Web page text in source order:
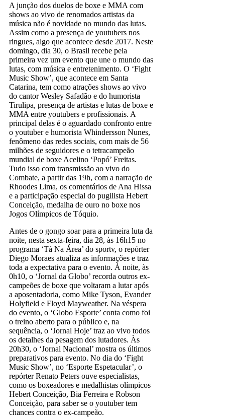
A junção dos duelos de boxe e MMA com
shows ao vivo de renomados artistas da
música não é novidade no mundo das lutas.
Assim como a presença de youtubers nos
ringues, algo que acontece desde 2017. Neste
domingo, dia 30, o Brasil recebe pela
primeira vez um evento que une o mundo das
lutas, com música e entretenimento. O ‘Fight
Music Show’, que acontece em Santa
Catarina, tem como atrações shows ao vivo
do cantor Wesley Safadão e do humorista
Tirulipa, presença de artistas e lutas de boxe e
MMA entre youtubers e profissionais. A
principal delas é o aguardado confronto entre
o youtuber e humorista Whindersson Nunes,
fenômeno das redes sociais, com mais de 56
milhões de seguidores e o tetracampeão
mundial de boxe Acelino ‘Popó’ Freitas.
Tudo isso com transmissão ao vivo do
Combate, a partir das 19h, com a narração de
Rhoodes Lima, os comentários de Ana Hissa
e a participação especial do pugilista Hebert
Conceição, medalha de ouro no boxe nos
Jogos Olímpicos de Tóquio.
Antes de o gongo soar para a primeira luta da
noite, nesta sexta-feira, dia 28, às 16h15 no
programa ‘Tá Na Área’ do sportv, o repórter
Diego Moraes atualiza as informações e traz
toda a expectativa para o evento. À noite, às
0h10, o ‘Jornal da Globo’ recorda outros ex-
campeões de boxe que voltaram a lutar após
a aposentadoria, como Mike Tyson, Evander
Holyfield e Floyd Mayweather. Na véspera
do evento, o ‘Globo Esporte’ conta como foi
o treino aberto para o público e, na
sequência, o ‘Jornal Hoje’ traz ao vivo todos
os detalhes da pesagem dos lutadores. Às
20h30, o ‘Jornal Nacional’ mostra os últimos
preparativos para evento. No dia do ‘Fight
Music Show’, no ‘Esporte Espetacular’, o
repórter Renato Peters ouve especialistas,
como os boxeadores e medalhistas olímpicos
Hebert Conceição, Bia Ferreira e Robson
Conceição, para saber se o youtuber tem
chances contra o ex-campeão.